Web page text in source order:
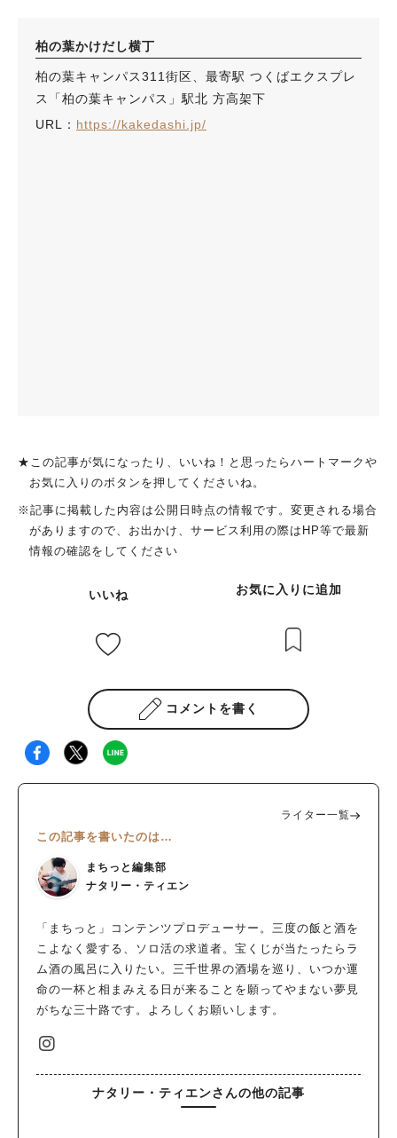
柏の葉かけだし横丁
柏の葉キャンパス311街区、最寄駅 つくばエクスプレ
ス「柏の葉キャンパス」駅北 方高架下
URL： https://kakedashi.jp/
★この記事が気になったり、いいね！と思ったらハートマークや
お気に入りのボタンを押してくださいね。
※記事に掲載した内容は公開日時点の情報です。変更される場合
がありますので、お出かけ、サービス利用の際はHP等で最新
情報の確認をしてください
いいね お気に入りに追加
コメントを書く
ライター一覧
この記事を書いたのは…
まちっと編集部
ナタリー・ティエン
「まちっと」コンテンツプロデューサー。三度の飯と酒を
こよなく愛する、ソロ活の求道者。宝くじが当たったらラ
ム酒の風呂に入りたい。三千世界の酒場を巡り、いつか運
命の一杯と相まみえる日が来ることを願ってやまない夢見
がちな三十路です。よろしくお願いします。
ナタリー・ティエンさんの他の記事